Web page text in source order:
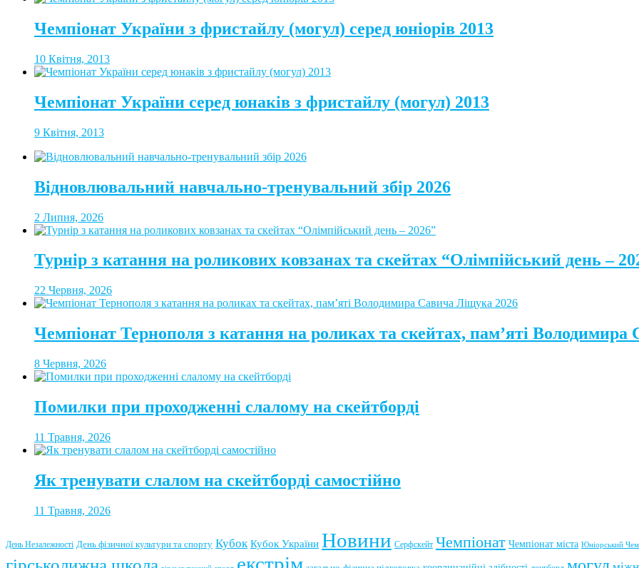
Чемпіонат України з фристайлу (могул) серед юніорів 2013
10 Квітня, 2013
Чемпіонат України серед юнаків з фристайлу (могул) 2013
9 Квітня, 2013
Відновлювальний навчально-тренувальний збір 2026
2 Липня, 2026
Турнір з катання на роликових ковзанах та скейтах “Олімпійський день –
22 Червня, 2026
Чемпіонат Тернополя з катання на роликах та скейтах, пам’яті
8 Червня, 2026
Помилки при проходженні слалому на скейтборді
11 Травня, 2026
Як тренувати слалом на скейтборді самостійно
11 Травня, 2026
День Незалежності День фізичної культури та спорту Кубок Кубок України Новини Серфскейт Чемпіонат Чемпіонат міста Юніорський